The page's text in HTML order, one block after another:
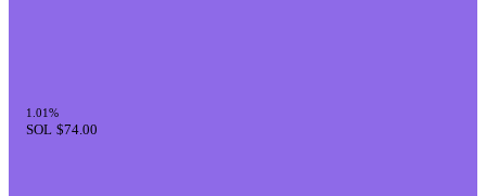
1.01%
SOL $74.00